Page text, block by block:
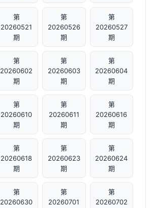
第
20260521
期
第
20260526
期
第
20260527
期
第
20260602
期
第
20260603
期
第
20260604
期
第
20260610
期
第
20260611
期
第
20260616
期
第
20260618
期
第
20260623
期
第
20260624
期
第
20260630
第
20260701
第
20260702